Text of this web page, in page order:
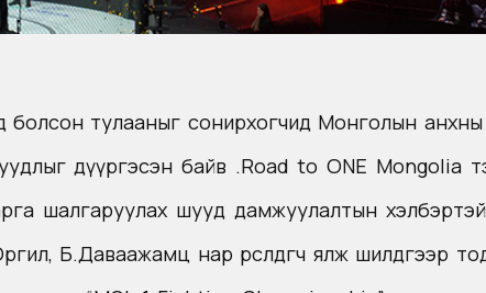
болсон тулааныг сонирхогчид Монголын
дүүргэсэн байв .Road to ONE Mongolia
шалгаруулах шууд дамжуулалтын
Б.Даваажамц нар өрсөлдөгчөө ялж шилдгээр